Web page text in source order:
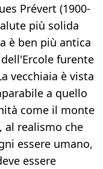
Prévert (1900-
più solida
è ben più antica
furente
vecchiaia è vista
a quello
come il monte
al realismo che
essere umano,
essere